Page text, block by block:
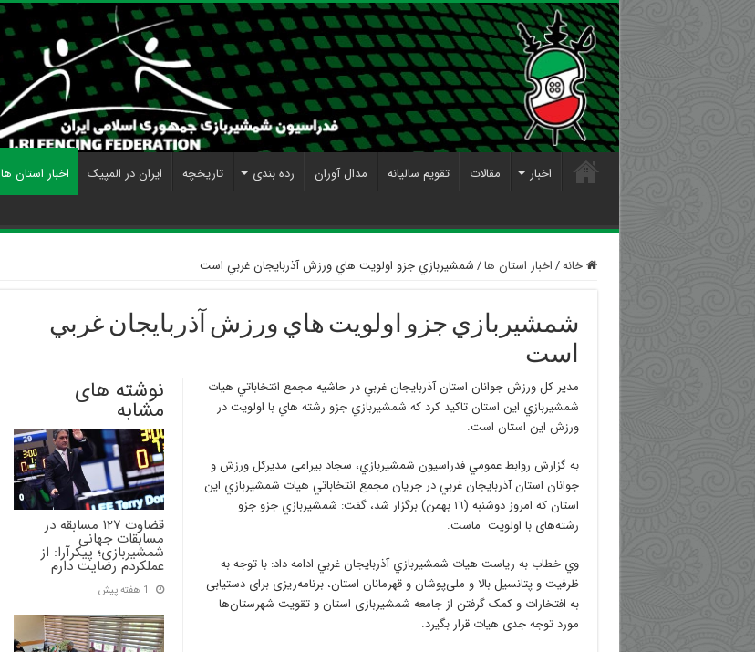
اخبار مقالات تقویم سالیانه مدال آوران رده بندی تاریخچه ایران در المپیک اخبار استان ها
خانه/اخبار استان ها/شمشيربازي جزو اولويت هاي ورزش آذربايجان غربي است
شمشيربازي جزو اولويت هاي ورزش آذربايجان غربي
است
نوشته های
مشابه
قضاوت ۱۲۷ مسابقه در
مسابقات جهانی
شمشیربازی؛ پیکرآرا: از
عملکردم رضایت دارم
1 هفته پیش
مدير كل ورزش جوانان استان آذربايجان غربي در حاشيه مجمع انتخاباتي هيات
شمشيربازي اين استان تاكيد كرد كه شمشيربازي جزو رشته هاي با اولويت در
ورزش اين استان است.
به گزارش روابط عمومي فدراسيون شمشيربازي، سجاد بیرامی مدیرکل ورزش و
جوانان استان آذربايجان غربي در جريان مجمع انتخاباتي هيات شمشيربازي اين
استان كه امروز دوشنبه (١٦ بهمن) برگزار شد، گفت: شمشيربازي جزو جزو
رشته‌های با اولويت ‌ ماست.
وي خطاب به رياست هيات شمشيربازي آذربايجان غربي ادامه داد: با توجه به
ظرفیت و پتانسیل بالا و ملی‌پوشان و قهرمانان استان، برنامه‌ریزی برای دستیابی
به افتخارات و کمک گرفتن از جامعه شمشیربازی استان و تقویت شهرستان‌ها
مورد توجه جدی هیات قرار بگيرد.